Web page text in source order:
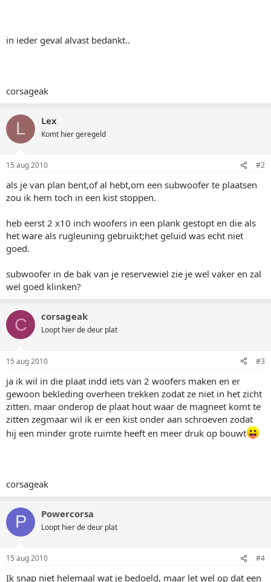
in ieder geval alvast bedankt..
corsageak
L Lex
Komt hier geregeld
15 aug 2010 #2
als je van plan bent,of al hebt,om een subwoofer te plaatsen
zou ik hem toch in een kist stoppen.
heb eerst 2 x10 inch woofers in een plank gestopt en die als
het ware als rugleuning gebruikt;het geluid was echt niet
goed.
subwoofer in de bak van je reservewiel zie je wel vaker en zal
wel goed klinken?
C corsageak
Loopt hier de deur plat
15 aug 2010 #3
ja ik wil in die plaat indd iets van 2 woofers maken en er
gewoon bekleding overheen trekken zodat ze niet in het zicht
zitten. maar onderop de plaat hout waar de magneet komt te
zitten zegmaar wil ik er een kist onder aan schroeven zodat
hij een minder grote ruimte heeft en meer druk op bouwt
corsageak
P Powercorsa
Loopt hier de deur plat
15 aug 2010 #4
Ik snap niet helemaal wat je bedoeld, maar let wel op dat een